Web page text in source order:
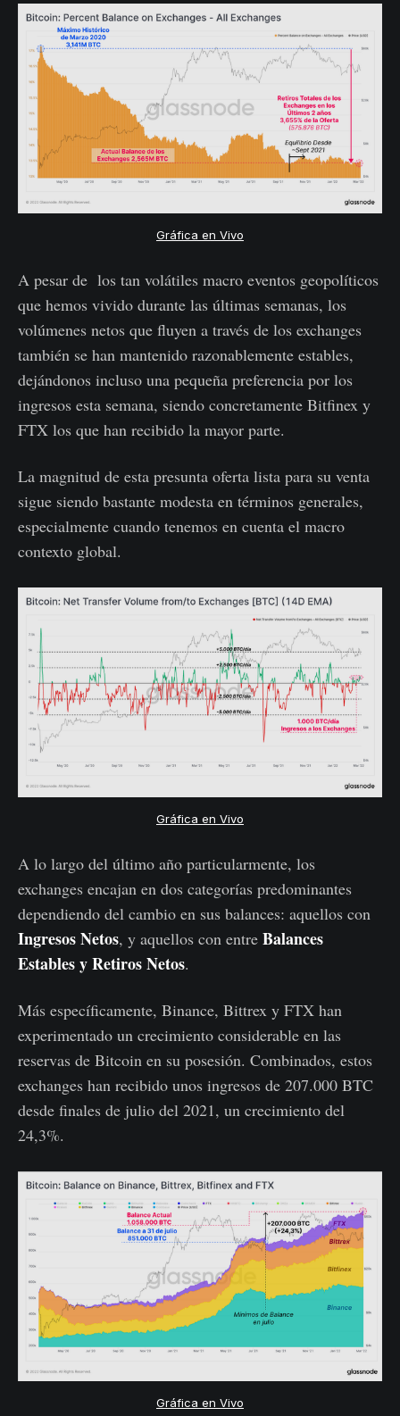
Gráfica en Vivo
A pesar de los tan volátiles macro eventos geopolíticos
que hemos vivido durante las últimas semanas, los
volúmenes netos que fluyen a través de los exchanges
también se han mantenido razonablemente estables,
dejándonos incluso una pequeña preferencia por los
ingresos esta semana, siendo concretamente Bitfinex y
FTX los que han recibido la mayor parte.
La magnitud de esta presunta oferta lista para su venta
sigue siendo bastante modesta en términos generales,
especialmente cuando tenemos en cuenta el macro
contexto global.
Gráfica en Vivo
A lo largo del último año particularmente, los
exchanges encajan en dos categorías predominantes
dependiendo del cambio en sus balances: aquellos con
Ingresos Netos, y aquellos con entre Balances
Estables y Retiros Netos.
Más específicamente, Binance, Bittrex y FTX han
experimentado un crecimiento considerable en las
reservas de Bitcoin en su posesión. Combinados, estos
exchanges han recibido unos ingresos de 207.000 BTC
desde finales de julio del 2021, un crecimiento del
24,3%.
Gráfica en Vivo